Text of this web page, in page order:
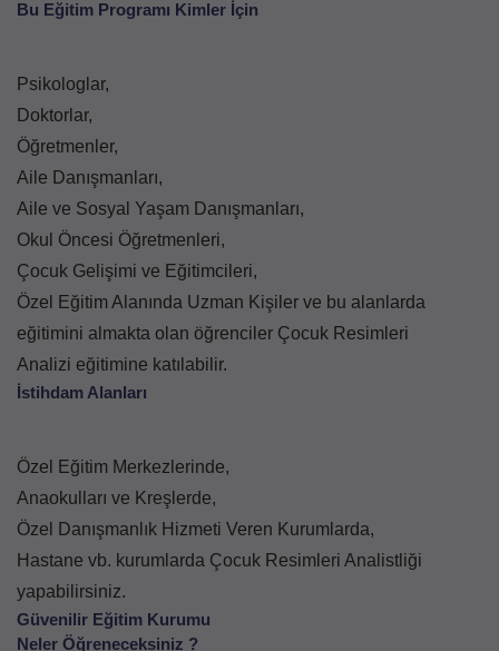
Bu Eğitim Programı Kimler İçin
Psikologlar,
Doktorlar,
Öğretmenler,
Aile Danışmanları,
Aile ve Sosyal Yaşam Danışmanları,
Okul Öncesi Öğretmenleri,
Çocuk Gelişimi ve Eğitimcileri,
Özel Eğitim Alanında Uzman Kişiler ve bu alanlarda
eğitimini almakta olan öğrenciler Çocuk Resimleri
Analizi eğitimine katılabilir.
İstihdam Alanları
Özel Eğitim Merkezlerinde,
Anaokulları ve Kreşlerde,
Özel Danışmanlık Hizmeti Veren Kurumlarda,
Hastane vb. kurumlarda Çocuk Resimleri Analistliği
yapabilirsiniz.
Güvenilir Eğitim Kurumu
Neler Öğreneceksiniz ?